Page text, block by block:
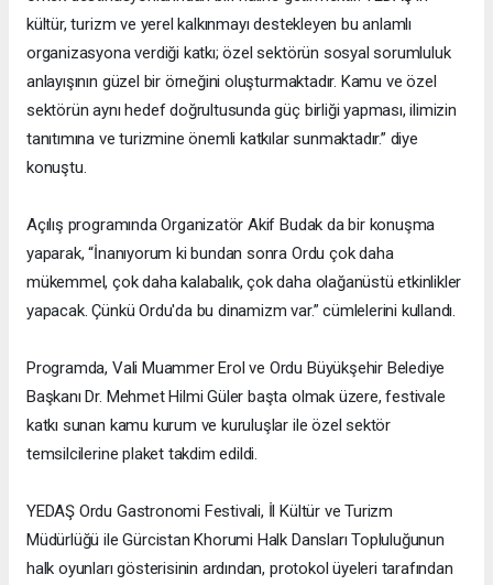
kültür, turizm ve yerel kalkınmayı destekleyen bu anlamlı
organizasyona verdiği katkı; özel sektörün sosyal sorumluluk
anlayışının güzel bir örneğini oluşturmaktadır. Kamu ve özel
sektörün aynı hedef doğrultusunda güç birliği yapması, ilimizin
tanıtımına ve turizmine önemli katkılar sunmaktadır.” diye
konuştu.
Açılış programında Organizatör Akif Budak da bir konuşma
yaparak, “İnanıyorum ki bundan sonra Ordu çok daha
mükemmel, çok daha kalabalık, çok daha olağanüstü etkinlikler
yapacak. Çünkü Ordu'da bu dinamizm var.” cümlelerini kullandı.
Programda, Vali Muammer Erol ve Ordu Büyükşehir Belediye
Başkanı Dr. Mehmet Hilmi Güler başta olmak üzere, festivale
katkı sunan kamu kurum ve kuruluşlar ile özel sektör
temsilcilerine plaket takdim edildi.
YEDAŞ Ordu Gastronomi Festivali, İl Kültür ve Turizm
Müdürlüğü ile Gürcistan Khorumi Halk Dansları Topluluğunun
halk oyunları gösterisinin ardından, protokol üyeleri tarafından